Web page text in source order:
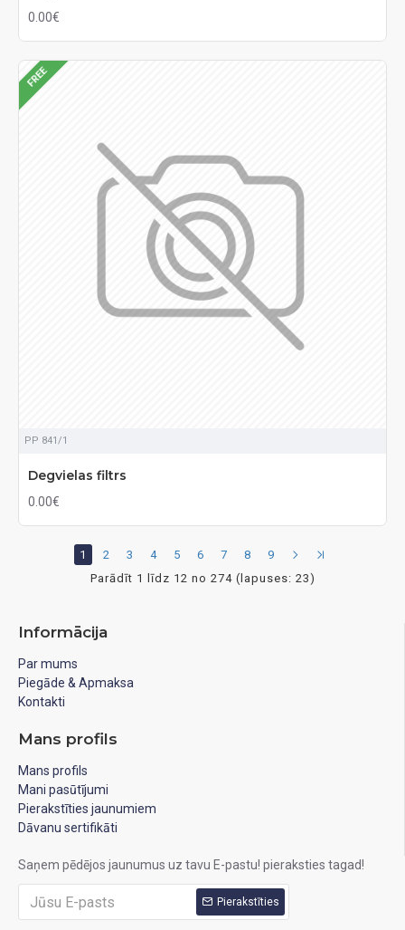
0.00€
FREE
PP 841/1
Degvielas filtrs
0.00€
1 2 3 4 5 6 7 8
9
Parādīt 1 līdz 12 no 274 (lapuses: 23)
Informācija
Par mums
Piegāde & Apmaksa
Kontakti
Mans profils
Mans profils
Mani pasūtījumi
Pierakstīties jaunumiem
Dāvanu sertifikāti
Saņem pēdējos jaunumus uz tavu E-pastu! pieraksties tagad!
Pierakstīties